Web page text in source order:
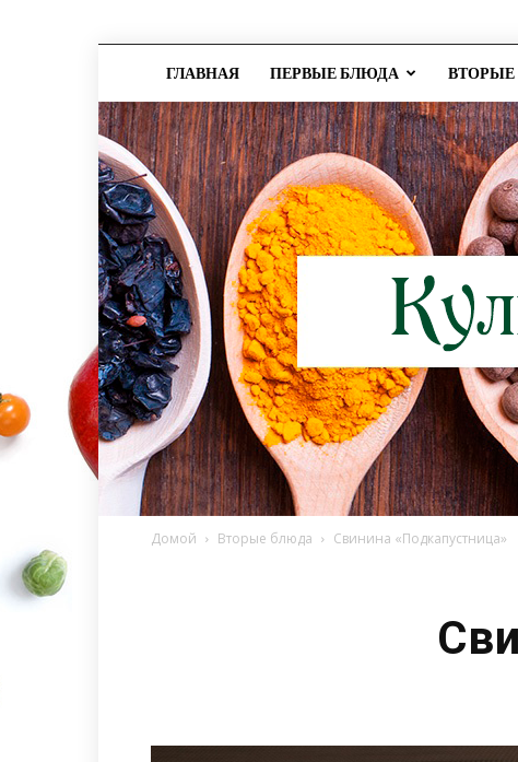
ГЛАВНАЯ ПЕРВЫЕ БЛЮДА
Домой Вторые блюда Свинина «Подкапустница»